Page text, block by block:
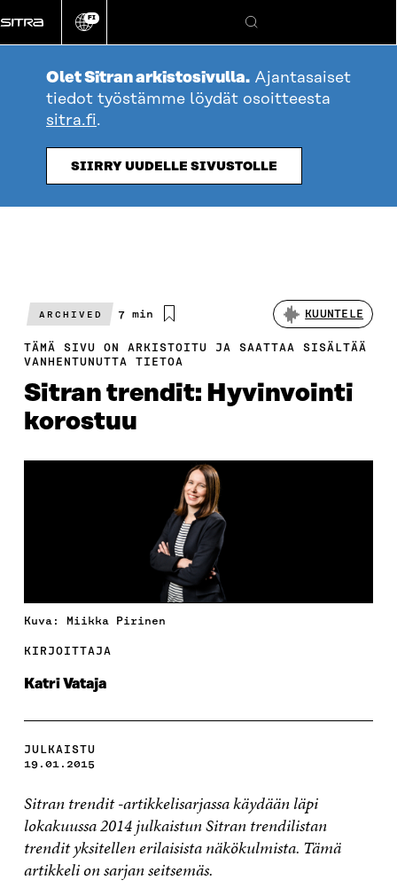
suoraan
sisältöön
Vaihda
kieli
FI
Hae
Olet Sitran arkistosivulla. Ajantasaiset
tiedot työstämme löydät osoitteesta
sitra.fi.
SIIRRY UUDELLE SIVUSTOLLE
ARCHIVED
Arvioitu
7 min KUUNTELE
TÄMÄ SIVU ON ARKISTOITU JA SAATTAA SISÄLTÄÄ
VANHENTUNUTTA TIETOA
Sitran trendit: Hyvinvointi
korostuu
Kuva: Miikka Pirinen
KIRJOITTAJA
Katri Vataja
JULKAISTU
19.01.2015
Sitran trendit -artikkelisarjassa käydään läpi
lokakuussa 2014 julkaistun Sitran trendilistan
trendit yksitellen erilaisista näkökulmista. Tämä
artikkeli on sarjan seitsemäs.